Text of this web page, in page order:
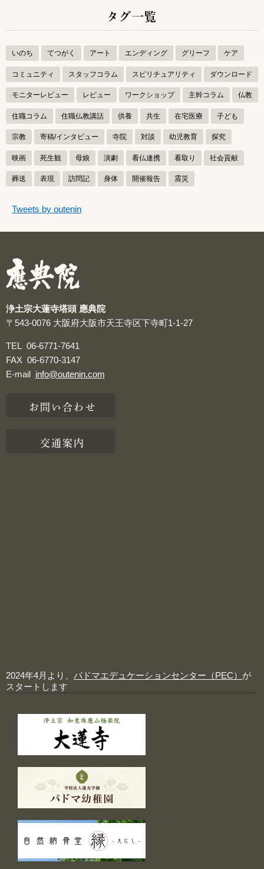
タグ一覧
いのち てつがく アート エンディング グリーフ ケア
コミュニティ スタッフコラム スピリチュアリティ ダウンロード
モニターレビュー レビュー ワークショップ 主幹コラム 仏教
住職コラム 住職仏教講話 供養 共生 在宅医療 子ども
宗教 寄稿/インタビュー 寺院 対談 幼児教育 探究
映画 死生観 母娘 演劇 看仏連携 看取り 社会貢献
葬送 表現 訪問記 身体 開催報告 震災
つぶやき
つぶやきをスキップする
Tweets by outenin
浄土宗大蓮寺塔頭 應典院
〒543-0076 大阪府大阪市天王寺区下寺町1-1-27
TEL 06-6771-7641
FAX 06-6770-3147
E-mail info@outenin.com
お問い合わせ
交通案内
2024年4月より、 パドマエデュケーションセンター（PEC） が
スタートします